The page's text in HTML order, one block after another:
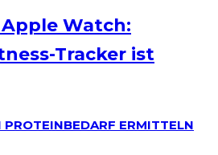
Watch:
Tracker ist